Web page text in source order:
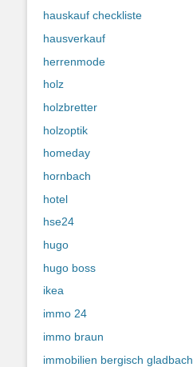
hauskauf checkliste
hausverkauf
herrenmode
holz
holzbretter
holzoptik
homeday
hornbach
hotel
hse24
hugo
hugo boss
ikea
immo 24
immo braun
immobilien bergisch gladbach